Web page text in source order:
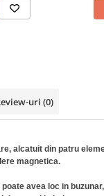
uri (0)
alcatuit din patru
magnetica.
avea loc in